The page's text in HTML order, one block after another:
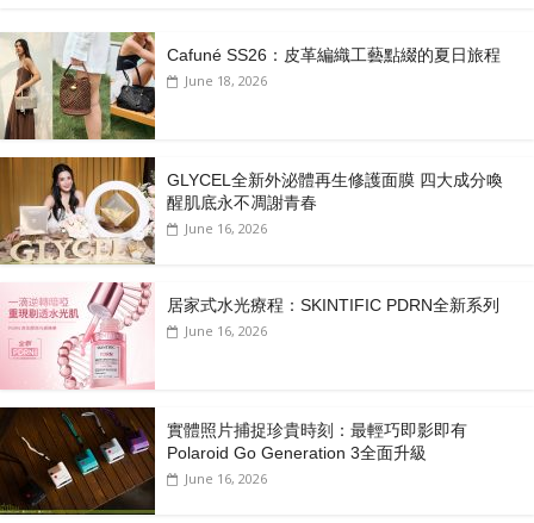
Cafuné SS26：皮革編織工藝點綴的夏日旅程
June 18, 2026
GLYCEL全新外泌體再生修護面膜 四大成分喚
醒肌底永不凋謝青春
June 16, 2026
居家式水光療程：SKINTIFIC PDRN全新系列
June 16, 2026
實體照片捕捉珍貴時刻：最輕巧即影即有
Polaroid Go Generation 3全面升級
June 16, 2026